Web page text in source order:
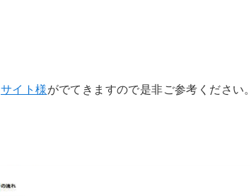
サイト様がでてきますので是非ご参考ください。